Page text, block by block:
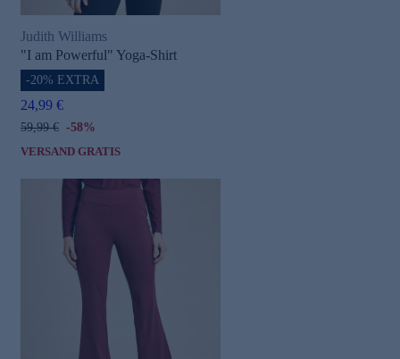
Judith Williams
"I am Powerful" Yoga-Shirt
-20% EXTRA
24,99 €
59,99 € -58%
VERSAND GRATIS